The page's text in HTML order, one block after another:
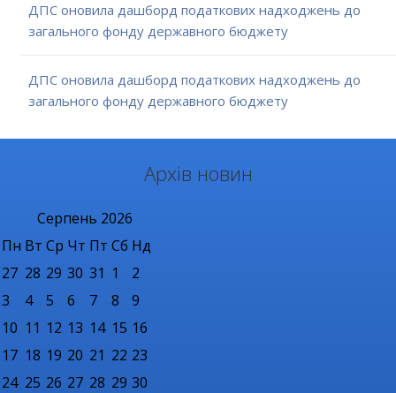
ДПС оновила дашборд податкових надходжень до
загального фонду державного бюджету
ДПС оновила дашборд податкових надходжень до
загального фонду державного бюджету
Архів новин
Серпень 2026
Пн Вт Ср Чт Пт Сб Нд
27 28 29 30 31 1
2
3
4 5 6 7 8
9
10 11 12 13 14 15 16
17 18 19 20 21 22 23
24 25 26 27 28 29 30